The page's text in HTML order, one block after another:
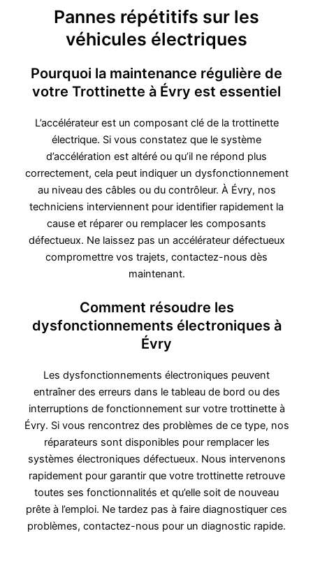
Pannes répétitifs sur les
véhicules électriques
Pourquoi la maintenance régulière de
votre Trottinette à Évry est essentiel
L’accélérateur est un composant clé de la trottinette
électrique. Si vous constatez que le système
d’accélération est altéré ou qu’il ne répond plus
correctement, cela peut indiquer un dysfonctionnement
au niveau des câbles ou du contrôleur. À Évry, nos
techniciens interviennent pour identifier rapidement la
cause et réparer ou remplacer les composants
défectueux. Ne laissez pas un accélérateur défectueux
compromettre vos trajets, contactez-nous dès
maintenant.
Comment résoudre les
dysfonctionnements électroniques à
Évry
Les dysfonctionnements électroniques peuvent
entraîner des erreurs dans le tableau de bord ou des
interruptions de fonctionnement sur votre trottinette à
Évry. Si vous rencontrez des problèmes de ce type, nos
réparateurs sont disponibles pour remplacer les
systèmes électroniques défectueux. Nous intervenons
rapidement pour garantir que votre trottinette retrouve
toutes ses fonctionnalités et qu’elle soit de nouveau
prête à l’emploi. Ne tardez pas à faire diagnostiquer ces
problèmes, contactez-nous pour un diagnostic rapide.